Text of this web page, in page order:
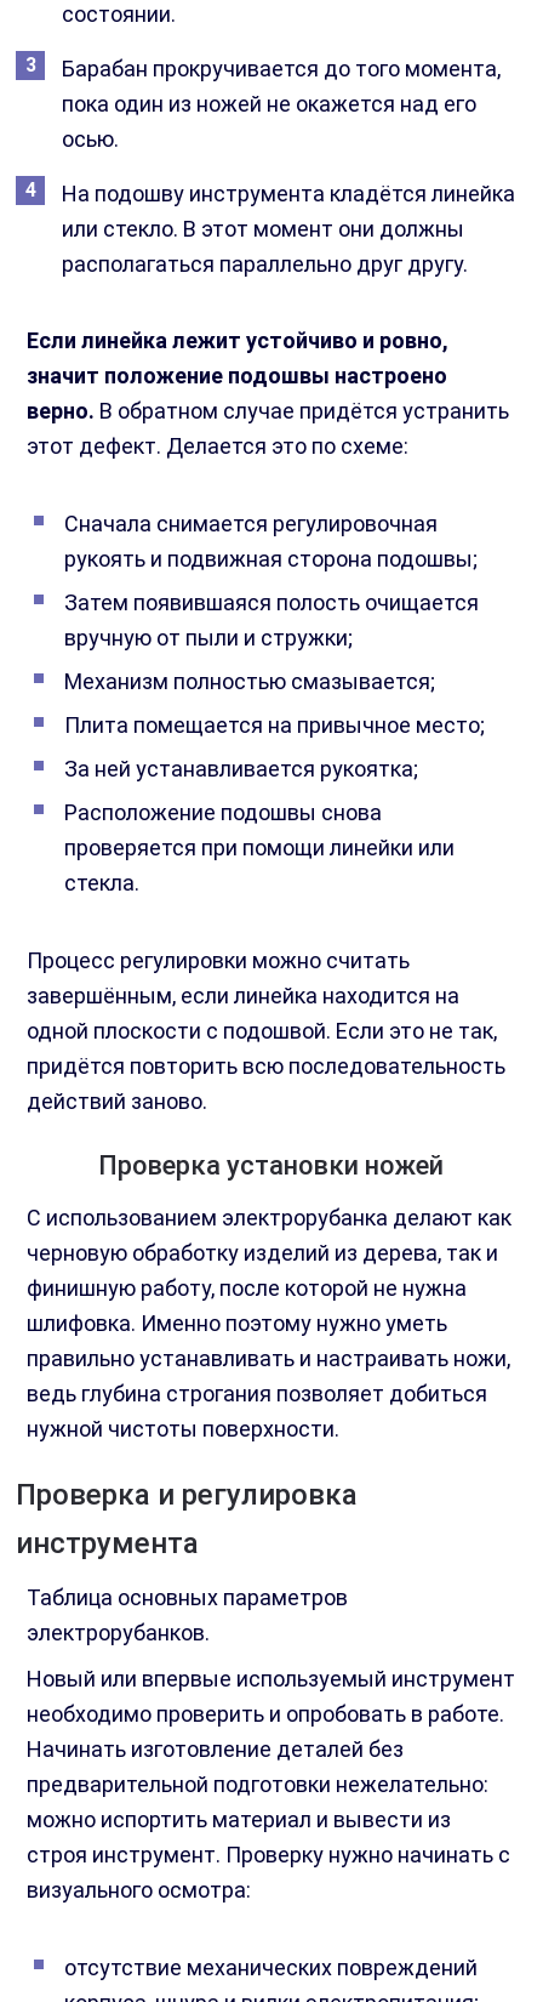
состоянии.
Барабан прокручивается до того момента,
пока один из ножей не окажется над его
осью.
На подошву инструмента кладётся линейка
или стекло. В этот момент они должны
располагаться параллельно друг другу.
Если линейка лежит устойчиво и ровно,
значит положение подошвы настроено
верно. В обратном случае придётся устранить
этот дефект. Делается это по схеме:
Сначала снимается регулировочная
рукоять и подвижная сторона подошвы;
Затем появившаяся полость очищается
вручную от пыли и стружки;
Механизм полностью смазывается;
Плита помещается на привычное место;
За ней устанавливается рукоятка;
Расположение подошвы снова
проверяется при помощи линейки или
стекла.
Процесс регулировки можно считать
завершённым, если линейка находится на
одной плоскости с подошвой. Если это не так,
придётся повторить всю последовательность
действий заново.
Проверка установки ножей
С использованием электрорубанка делают как
черновую обработку изделий из дерева, так и
финишную работу, после которой не нужна
шлифовка. Именно поэтому нужно уметь
правильно устанавливать и настраивать ножи,
ведь глубина строгания позволяет добиться
нужной чистоты поверхности.
Проверка и регулировка
инструмента
Таблица основных параметров
электрорубанков.
Новый или впервые используемый инструмент
необходимо проверить и опробовать в работе.
Начинать изготовление деталей без
предварительной подготовки нежелательно:
можно испортить материал и вывести из
строя инструмент. Проверку нужно начинать с
визуального осмотра:
отсутствие механических повреждений